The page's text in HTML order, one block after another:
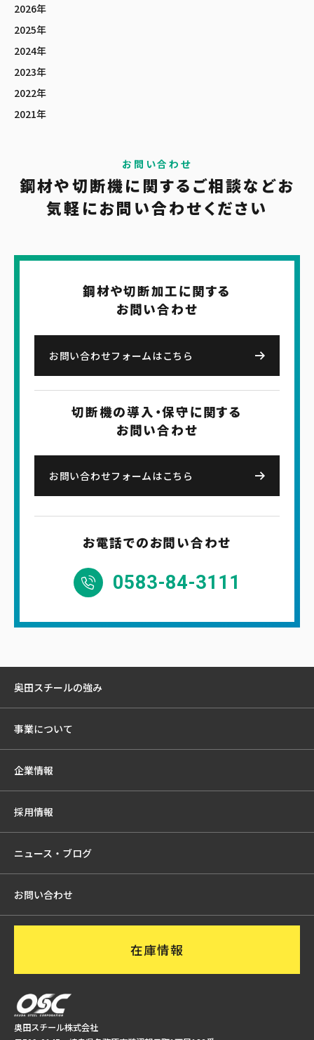
2026年
2025年
2024年
2023年
2022年
2021年
お問い合わせ
鋼材や切断機に関するご相談などお
気軽にお問い合わせください
鋼材や切断加工に関する
お問い合わせ
お問い合わせフォームはこちら
切断機の導入・保守に関する
お問い合わせ
お問い合わせフォームはこちら
お電話でのお問い合わせ
0583-84-3111
奥田スチール株式会社
奥田スチールの強み
事業について
企業情報
採用情報
ニュース・ブログ
お問い合わせ
在庫情報